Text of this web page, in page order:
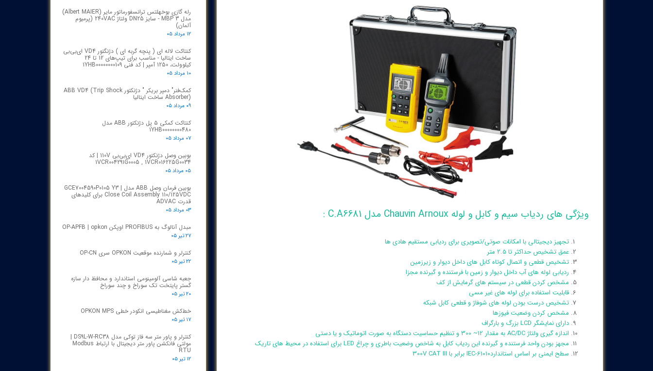
ویژگی های ردیاب سیم و کابل و لوله Chauvin Arnoux مدل C.A6681 :
تجهیز دیجیتالی با امکانات صوتی/تصویری برای ردیابی مستقیم هادی ها
عمق تشخیص حداکثر تا 2.5 متر
تشخیص قطعی و اتصال کوتاه کابل های داخل دیوار و زیرزمین
ردیابی لوله های آب داخل دیوار و زمین با فرستنده و گیرنده مجزا
مشخص کردن قطعی در سیستم های گرمایش از کف
قابلیت استفاده برای لوله های غیر مسی
تشخیص درست بودن لوله های شوفاژ و قطعی کابل شبکه
مشخص کردن وضعیت فیوزها
دارای نمایشگر LCD بزرگ و بارگراف
اندازه گیری ولتاژ AC/DC به مقدار 12~ 300 و تنظیم حساسیت دستگاه به صورت اتوماتیک و یا دستی
مجهز بودن واحد فرستنده و گیرنده این ردیاب کابل به شاخص وضعیت باطری و چراغ LED برای استفاده در محیط های تاریک
سطح ایمنی بر اساس استانداردIEC-61010 برابر با 300V CAT III
رله گازی بوخهلتس ترانسفورماتور مایر (Albert MAIER)
مدل MBP 3 - سایز DN25 ولتاژ 240VAC (پرمیوم
آلمان)
۱۲ مرداد ۰۵
کنتاکت لاله ای ( پنچه گربه ای ) دژنگتور VD4 ای‌بی‌بی
ساخت ایتالیا - مناسب برای تیپ‌های 12 تا 24
کیلوولت، 1250 آمپر | کد فنی 1YHB00000000109
۱۰ مرداد ۰۵
کمک‌فنر" دمپر بریکر " دژنکتور ABB VD4 (Trip Shock
Absorber) ساخت ایتالیا
۰۹ مرداد ۰۵
کنتاکت کمکی ۵ پل دژنکتور ABB مدل
1YHB00000000480
۰۷ مرداد ۰۵
بوبین وصل دژنکتور VD4 ای‌بی‌بی 110V | کد
1VCR004291G0005 , 1VCR016225G0034
۰۵ مرداد ۰۵
بوبین فرمان وصل ABB مدل GCE7004590P0105 Y3 |
Close Coil Assembly 110/125VDC برای کلیدهای
قدرت ADVAC
۰۳ مرداد ۰۵
مبدل آنالوگ به PROFIBUS اوپکن OP-APFB | opkon
۲۷ تیر ۰۵
کنترلر و شمارنده موقعیت OPKON سری OP-CN
۲۲ تیر ۰۵
جعبه شاسی آلومینومی استاندارد و محافظ دار سازه
گستر پایتخت تک سوراخ و چند سوراخ
۲۰ تیر ۰۵
خط‌کش مغناطیسی انکودر خطی OPKON MPS
۱۷ تیر ۰۵
کنترلر و پاور متر سه فاز توکی مدل DS9L-W-RC38 |
مولتی فانکشن پاور متر دیجیتال با ارتباط Modbus
RTU
۱۲ تیر ۰۵